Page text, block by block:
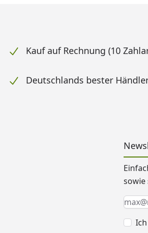
Kauf auf Rechnung (10
Deutschlands bester
sowie
Keine
E-